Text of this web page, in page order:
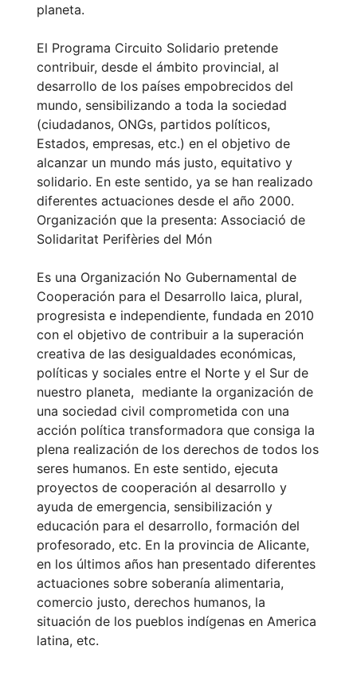
planeta.
El Programa Circuito Solidario pretende
contribuir, desde el ámbito provincial, al
desarrollo de los países empobrecidos del
mundo, sensibilizando a toda la sociedad
(ciudadanos, ONGs, partidos políticos,
Estados, empresas, etc.) en el objetivo de
alcanzar un mundo más justo, equitativo y
solidario. En este sentido, ya se han realizado
diferentes actuaciones desde el año 2000.
Organización que la presenta: Associació de
Solidaritat Perifèries del Món
Es una Organización No Gubernamental de
Cooperación para el Desarrollo laica, plural,
progresista e independiente, fundada en 2010
con el objetivo de contribuir a la superación
creativa de las desigualdades económicas,
políticas y sociales entre el Norte y el Sur de
nuestro planeta, mediante la organización de
una sociedad civil comprometida con una
acción política transformadora que consiga la
plena realización de los derechos de todos los
seres humanos. En este sentido, ejecuta
proyectos de cooperación al desarrollo y
ayuda de emergencia, sensibilización y
educación para el desarrollo, formación del
profesorado, etc. En la provincia de Alicante,
en los últimos años han presentado diferentes
actuaciones sobre soberanía alimentaria,
comercio justo, derechos humanos, la
situación de los pueblos indígenas en America
latina, etc.